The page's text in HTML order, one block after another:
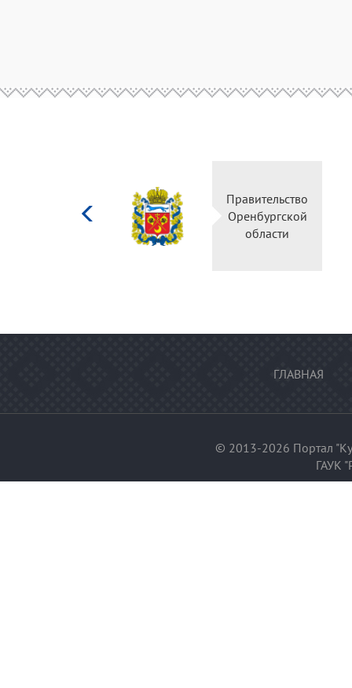
Министерство
культуры
Российской
федерации
ГЛАВНАЯ
© 2013-2026 Портал
ГАУК